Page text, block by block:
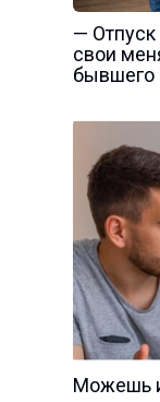
—
свои
бывшего
Можешь